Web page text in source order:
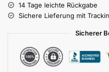
14 Tage leichte Rückgabe
Sichere Lieferung mit
Sicherer